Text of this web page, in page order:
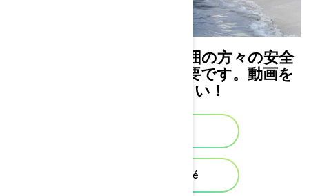
水上におけるお客様と周囲の方々の安全
は、当社にとって大変重要です。動画を
お楽しみください！
Vidéo de sécurité